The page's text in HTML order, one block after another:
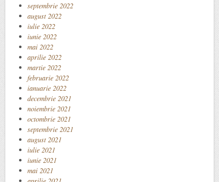
septembrie 2022
august 2022
iulie 2022
iunie 2022
mai 2022
aprilie 2022
martie 2022
februarie 2022
ianuarie 2022
decembrie 2021
noiembrie 2021
octombrie 2021
septembrie 2021
august 2021
iulie 2021
iunie 2021
mai 2021